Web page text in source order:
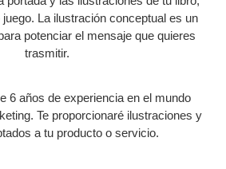
La ilustración conceptual es un
potenciar el mensaje que quieres
trasmitir.
6 años de experiencia en el mundo
Te proporcionaré ilustraciones y
a tu producto o servicio.